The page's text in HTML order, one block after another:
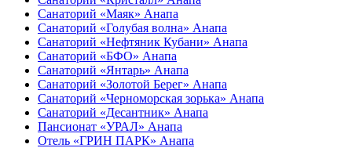
Санаторий «Маяк» Анапа
Санаторий «Голубая волна» Анапа
Санаторий «Нефтяник Кубани» Анапа
Санаторий «БФО» Анапа
Санаторий «Янтарь» Анапа
Санаторий «Золотой Берег» Анапа
Санаторий «Черноморская зорька» Анапа
Санаторий «Десантник» Анапа
Пансионат «УРАЛ» Анапа
Отель «ГРИН ПАРК» Анапа